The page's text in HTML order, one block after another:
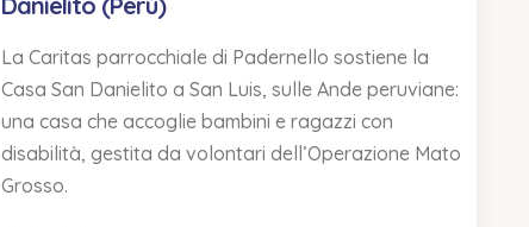
La Caritas parrocchiale di Padernello sostiene la
Casa San Danielito a San Luis, sulle Ande peruviane:
una casa che accoglie bambini e ragazzi con
disabilità, gestita da volontari dell’Operazione Mato
Grosso.